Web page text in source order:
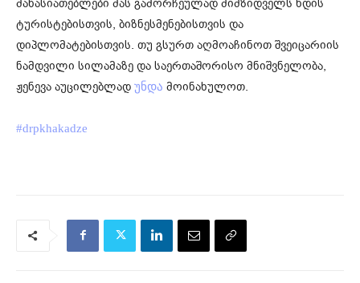
ტურისტებისთვის, ბიზნესმენებისთვის და
დიპლომატებისთვის. თუ გსურთ აღმოაჩინოთ შვეიცარიის
ნამდვილი სილამაზე და საერთაშორისო მნიშვნელობა,
ჟენევა აუცილებლად უნდა მოინახულოთ.
#drpkhakadze